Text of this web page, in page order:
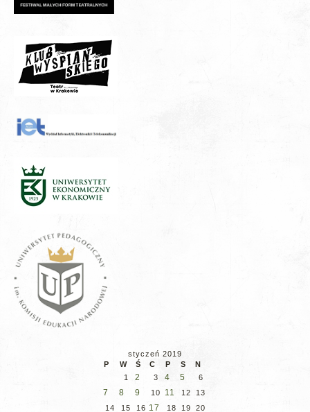
styczeń 2019
P
W Ś C P S
N
1
2 3 4 5 6
7 8 9 10 11 12
13
14
15 16 17 18 19 20